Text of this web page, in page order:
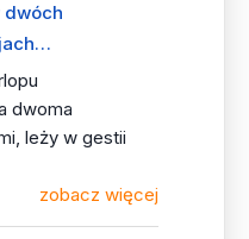
dwóch
dwoma
leży w gestii
zobacz więcej